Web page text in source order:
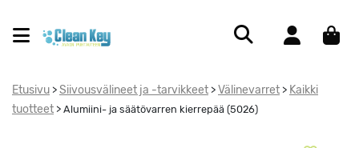
Etusivu > Siivousvälineet ja -tarvikkeet > Välinevarret > Kaikki
tuotteet > Alumiini- ja säätövarren kierrepää (5026)